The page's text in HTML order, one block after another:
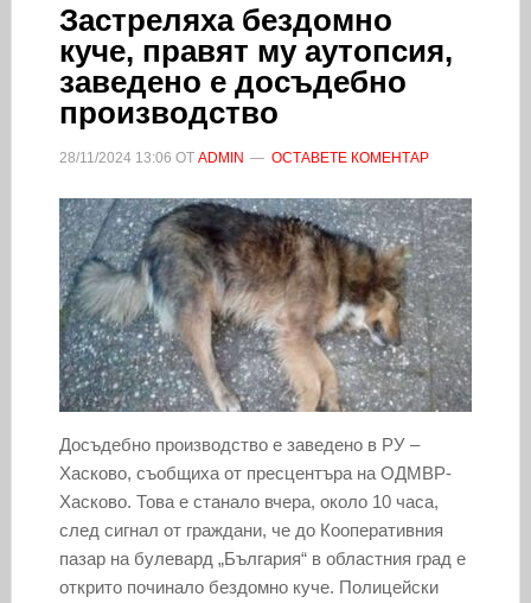
Застреляха бездомно
куче, правят му аутопсия,
заведено е досъдебно
производство
28/11/2024 13:06 ОТ ADMIN ОСТАВЕТЕ КОМЕНТАР
Досъдебно производство е заведено в РУ –
Хасково, съобщиха от пресцентъра на ОДМВР-
Хасково. Това е станало вчера, около 10 часа,
след сигнал от граждани, че до Кооперативния
пазар на булевард „България“ в областния град е
открито починало бездомно куче. Полицейски